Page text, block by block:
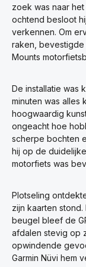
zoek was naar
ochtend besloot
verkennen. Om
raken, bevestigde
Mounts
De installatie was
minuten was alles
hoogwaardig
ongeacht hoe
scherpe bochten
hij op de
motorfiets was
Plotseling
zijn kaarten
beugel bleef de
afdalen stevig op
opwindende
Garmin Nüvi hem